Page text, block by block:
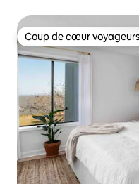
Coup de cœur voyageurs
Coup de cœur voyageurs